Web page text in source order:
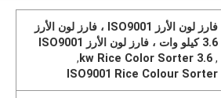
فارز لون الأرز ISO9001 ، فارز لون الأرز
3.6 كيلو وات ، فارز لون الأرز ISO9001
,
3.6 kw Rice Color Sorter
,
ISO9001 Rice Colour Sorter